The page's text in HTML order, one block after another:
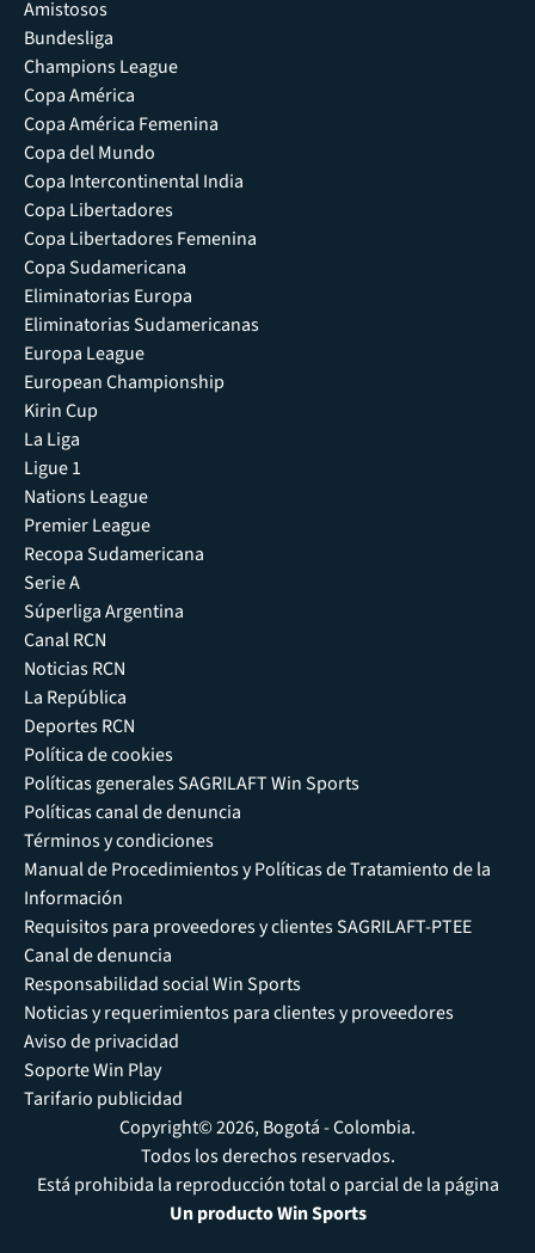
Amistosos
Bundesliga
Champions League
Copa América
Copa América Femenina
Copa del Mundo
Copa Intercontinental India
Copa Libertadores
Copa Libertadores Femenina
Copa Sudamericana
Eliminatorias Europa
Eliminatorias Sudamericanas
Europa League
European Championship
Kirin Cup
La Liga
Ligue 1
Nations League
Premier League
Recopa Sudamericana
Serie A
Súperliga Argentina
Canal RCN
Noticias RCN
La República
Deportes RCN
Política de cookies
Políticas generales SAGRILAFT Win Sports
Políticas canal de denuncia
Términos y condiciones
Manual de Procedimientos y Políticas de Tratamiento de la
Información
Requisitos para proveedores y clientes SAGRILAFT-PTEE
Canal de denuncia
Responsabilidad social Win Sports
Noticias y requerimientos para clientes y proveedores
Aviso de privacidad
Soporte Win Play
Tarifario publicidad
Copyright© 2026, Bogotá - Colombia.
Todos los derechos reservados.
Está prohibida la reproducción total o parcial de la página
Un producto Win Sports